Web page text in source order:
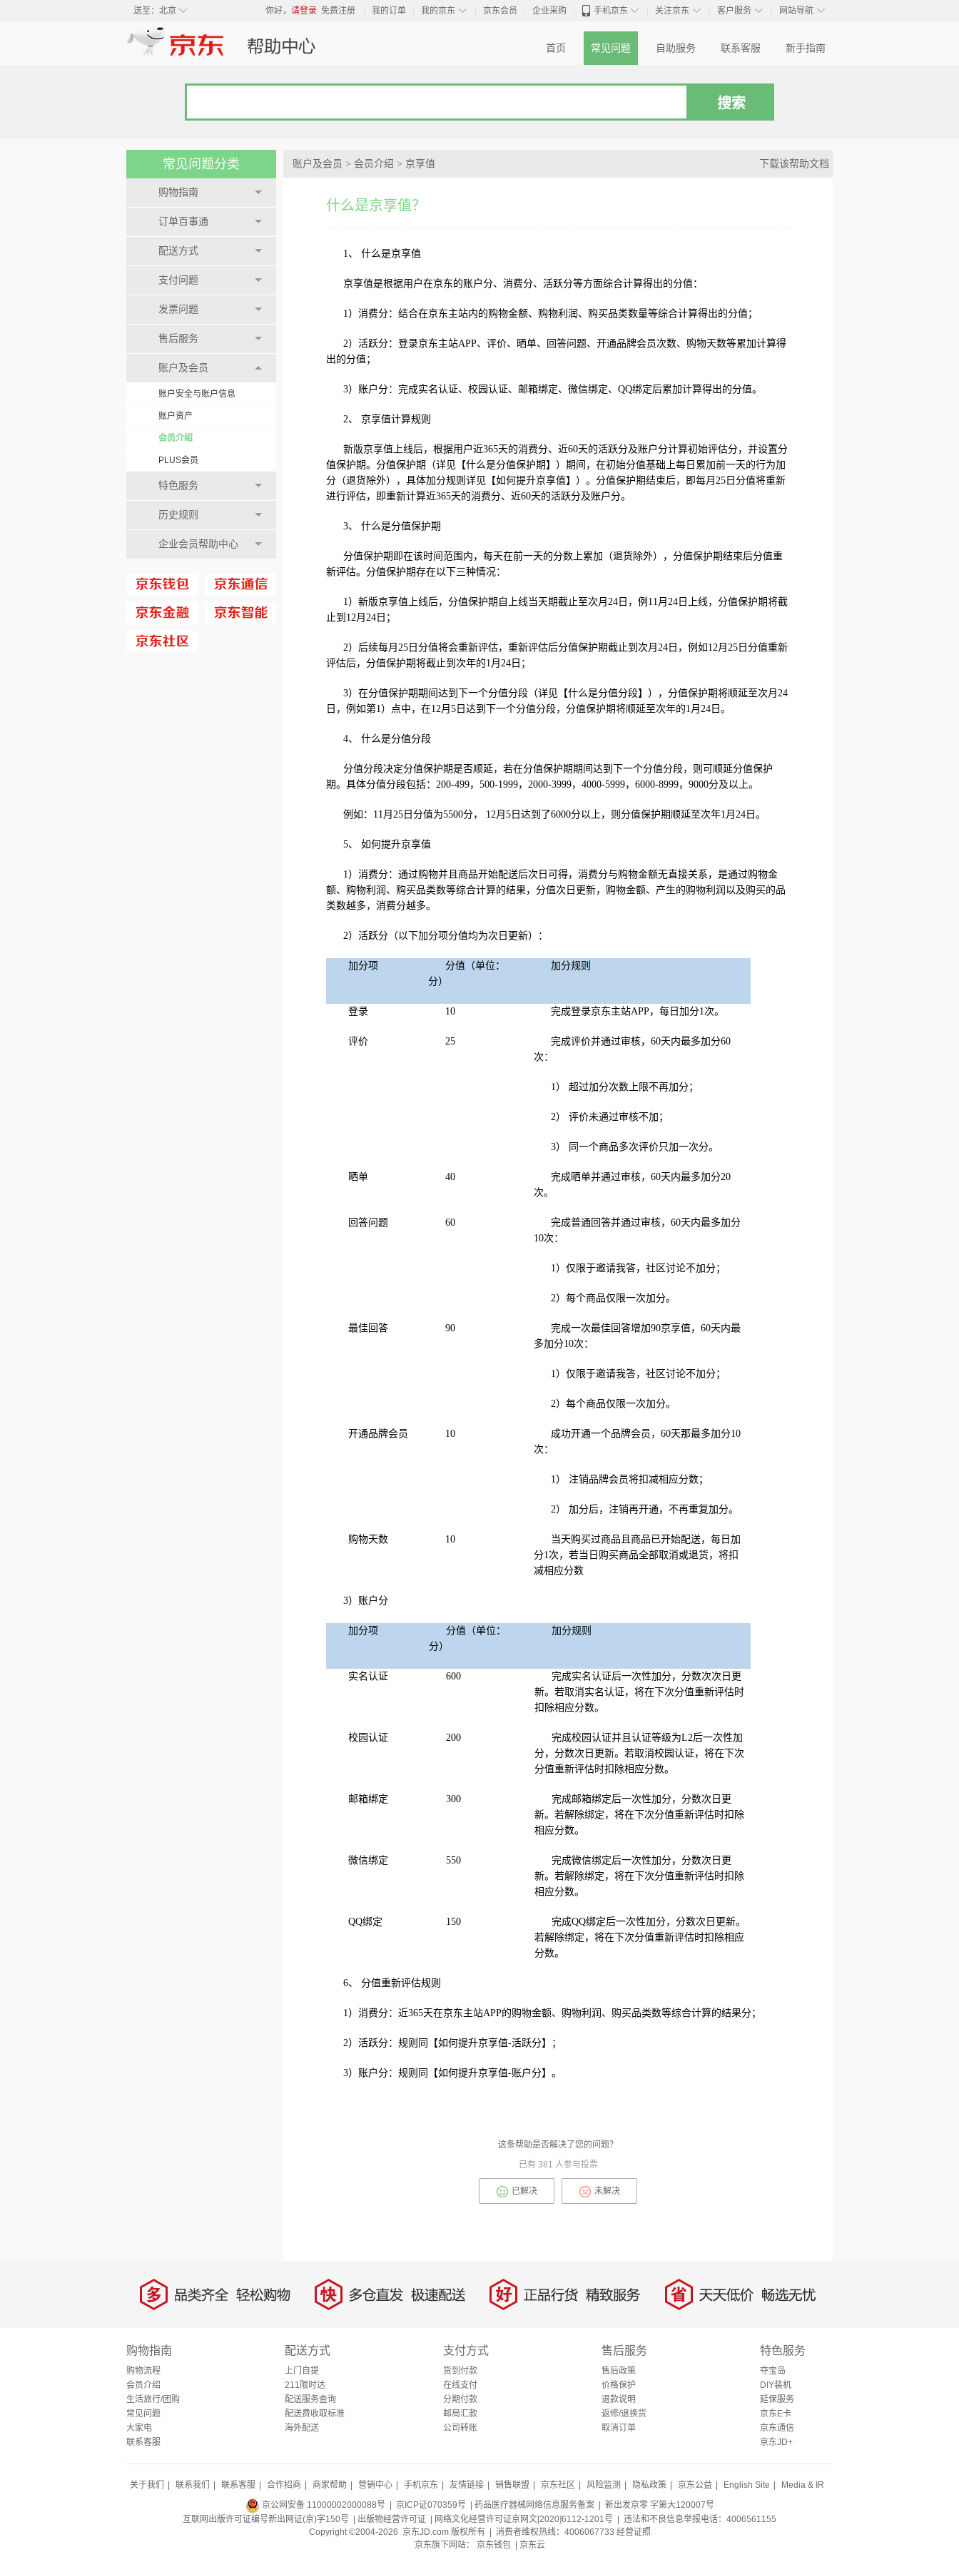
◇
送至： 北京 你好， 请登录 免费注册 我的订单 ◇
我的京东 京东会员 企业采购 ◇
手机京东 ◇
关注京东 ◇
客户服务 ◇
网站导航
首页 常见问题 自助服务 联系客服 新手指南
常见问题分类
购物指南
订单百事通
配送方式
支付问题
发票问题
售后服务
账户及会员
账户安全与账户信息
账户资产
会员介绍
PLUS会员
特色服务
历史规则
企业会员帮助中心
账户及会员 > 会员介绍 > 京享值 下载该帮助文档
什么是京享值？
1、 什么是京享值
京享值是根据用户在京东的账户分、消费分、活跃分等方面综合计算得出的分值：
1）消费分：结合在京东主站内的购物金额、购物利润、购买品类数量等综合计算得出的分值；
2）活跃分：登录京东主站APP、评价、晒单、回答问题、开通品牌会员次数、购物天数等累加计算得
出的分值；
3）账户分：完成实名认证、校园认证、邮箱绑定、微信绑定、QQ绑定后累加计算得出的分值。
2、 京享值计算规则
新版京享值上线后，根据用户近365天的消费分、近60天的活跃分及账户分计算初始评估分，并设置分
值保护期。分值保护期（详见【什么是分值保护期】）期间，在初始分值基础上每日累加前一天的行为加
分（退货除外），具体加分规则详见【如何提升京享值】）。分值保护期结束后，即每月25日分值将重新
进行评估，即重新计算近365天的消费分、近60天的活跃分及账户分。
3、 什么是分值保护期
分值保护期即在该时间范围内，每天在前一天的分数上累加（退货除外），分值保护期结束后分值重
新评估。分值保护期存在以下三种情况：
1）新版京享值上线后，分值保护期自上线当天期截止至次月24日，例11月24日上线，分值保护期将截
止到12月24日；
2）后续每月25日分值将会重新评估，重新评估后分值保护期截止到次月24日，例如12月25日分值重新
评估后，分值保护期将截止到次年的1月24日；
3）在分值保护期期间达到下一个分值分段（详见【什么是分值分段】），分值保护期将顺延至次月24
日，例如第1）点中，在12月5日达到下一个分值分段，分值保护期将顺延至次年的1月24日。
4、 什么是分值分段
分值分段决定分值保护期是否顺延，若在分值保护期期间达到下一个分值分段，则可顺延分值保护
期。具体分值分段包括：200-499，500-1999，2000-3999，4000-5999，6000-8999，9000分及以上。
例如：11月25日分值为5500分， 12月5日达到了6000分以上，则分值保护期顺延至次年1月24日。
5、 如何提升京享值
1）消费分：通过购物并且商品开始配送后次日可得，消费分与购物金额无直接关系，是通过购物金
额、购物利润、购买品类数等综合计算的结果，分值次日更新，购物金额、产生的购物利润以及购买的品
类数越多，消费分越多。
2）活跃分（以下加分项分值均为次日更新）：
加分项
分值（单位：
分）
加分规则
登录 10 完成登录京东主站APP，每日加分1次。
评价 25
完成评价并通过审核，60天内最多加分60
次：
1） 超过加分次数上限不再加分；
2） 评价未通过审核不加；
3） 同一个商品多次评价只加一次分。
晒单 40
完成晒单并通过审核，60天内最多加分20
次。
回答问题 60
完成普通回答并通过审核，60天内最多加分
10次：
1）仅限于邀请我答，社区讨论不加分；
2）每个商品仅限一次加分。
最佳回答 90
完成一次最佳回答增加90京享值，60天内最
多加分10次：
1）仅限于邀请我答，社区讨论不加分；
2）每个商品仅限一次加分。
开通品牌会员 10
成功开通一个品牌会员，60天那最多加分10
次：
1） 注销品牌会员将扣减相应分数；
2） 加分后，注销再开通，不再重复加分。
购物天数 10
当天购买过商品且商品已开始配送，每日加
分1次，若当日购买商品全部取消或退货，将扣
减相应分数
3）账户分
加分项
分值（单位：
分）
加分规则
实名认证 600
完成实名认证后一次性加分，分数次次日更
新。若取消实名认证，将在下次分值重新评估时
扣除相应分数。
校园认证 200
完成校园认证并且认证等级为L2后一次性加
分，分数次日更新。若取消校园认证，将在下次
分值重新评估时扣除相应分数。
邮箱绑定 300
完成邮箱绑定后一次性加分，分数次日更
新。若解除绑定，将在下次分值重新评估时扣除
相应分数。
微信绑定 550
完成微信绑定后一次性加分，分数次日更
新。若解除绑定，将在下次分值重新评估时扣除
相应分数。
QQ绑定 150
完成QQ绑定后一次性加分，分数次日更新。
若解除绑定，将在下次分值重新评估时扣除相应
分数。
6、 分值重新评估规则
1）消费分：近365天在京东主站APP的购物金额、购物利润、购买品类数等综合计算的结果分；
2）活跃分：规则同【如何提升京享值-活跃分】；
3）账户分：规则同【如何提升京享值-账户分】。
这条帮助是否解决了您的问题？
已有 381 人参与投票
已解决 未解决
多 品类齐全，轻松购物 快 多仓直发，极速配送 好 正品行货，精致服务 省 天天低价，畅选无忧
购物指南
购物流程
会员介绍
生活旅行/团购
常见问题
大家电
联系客服
配送方式
上门自提
211限时达
配送服务查询
配送费收取标准
海外配送
支付方式
货到付款
在线支付
分期付款
邮局汇款
公司转账
售后服务
售后政策
价格保护
退款说明
返修/退换货
取消订单
特色服务
夺宝岛
DIY装机
延保服务
京东E卡
京东通信
京东JD+
关于我们 联系我们 联系客服 合作招商 商家帮助 营销中心 手机京东 友情链接 销售联盟 京东社区 风险监测 隐私政策 京东公益 English Site Media & IR
京公网安备 11000002000088号 | 京ICP证070359号 | 药品医疗器械网络信息服务备案| 新出发京零 字第大120007号
互联网出版许可证编号新出网证(京)字150号 | 出版物经营许可证 网络文化经营许可证京网文[2020]6112-1201号 | 违法和不良信息举报电话：4006561155
Copyright ©2004-2026 京东JD.com 版权所有 | 消费者维权热线：4006067733 经营证照
京东旗下网站： 京东钱包| 京东云